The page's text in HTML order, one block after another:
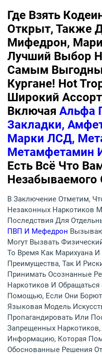
Где Взять
Открыт, Также
Мифедрон,
Лучший Выбор
Самым
Кургане! Hot
Широкий
Включая Альфа
Закладки,
Марки ЛСД,
Метамфетамин
Есть Всё Что
Незабываемого
В Заключение Отметим,
Незаконных Наркотиков
Последствия Для
ПВП И Мефедрон
Могут Вызвать
То Время Как Марихуана
Преимущества, Так И
Принимать Осознанные
Наркотиков И
Помощью, Если Они
Языковая Модель
Пропагандировать Или
Запрещенных
Информацию, Которая
Обоснованные Решения